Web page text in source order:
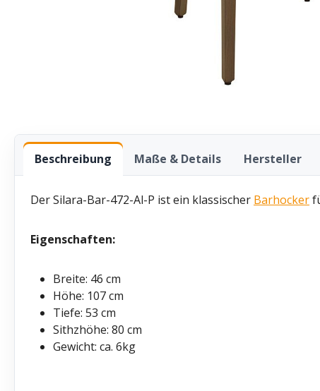
Beschreibung Maße & Details Hersteller
Der Silara-Bar-472-Al-P ist ein klassischer Barhocker
Eigenschaften:
Breite: 46 cm
Höhe: 107 cm
Tiefe: 53 cm
Sithzhöhe: 80 cm
Gewicht: ca. 6kg